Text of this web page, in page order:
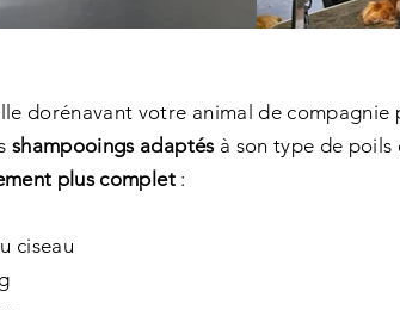
dorénavant votre animal de compagnie
shampooings adaptésà son type de poils
plus complet:
ciseau